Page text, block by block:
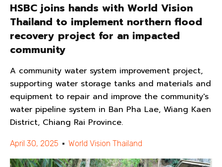
HSBC joins hands with World Vision
Thailand to implement northern flood
recovery project for an impacted
community
A community water system improvement project,
supporting water storage tanks and materials and
equipment to repair and improve the community's
water pipeline system in Ban Pha Lae, Wiang Kaen
District, Chiang Rai Province.
April 30, 2025 World Vision Thailand